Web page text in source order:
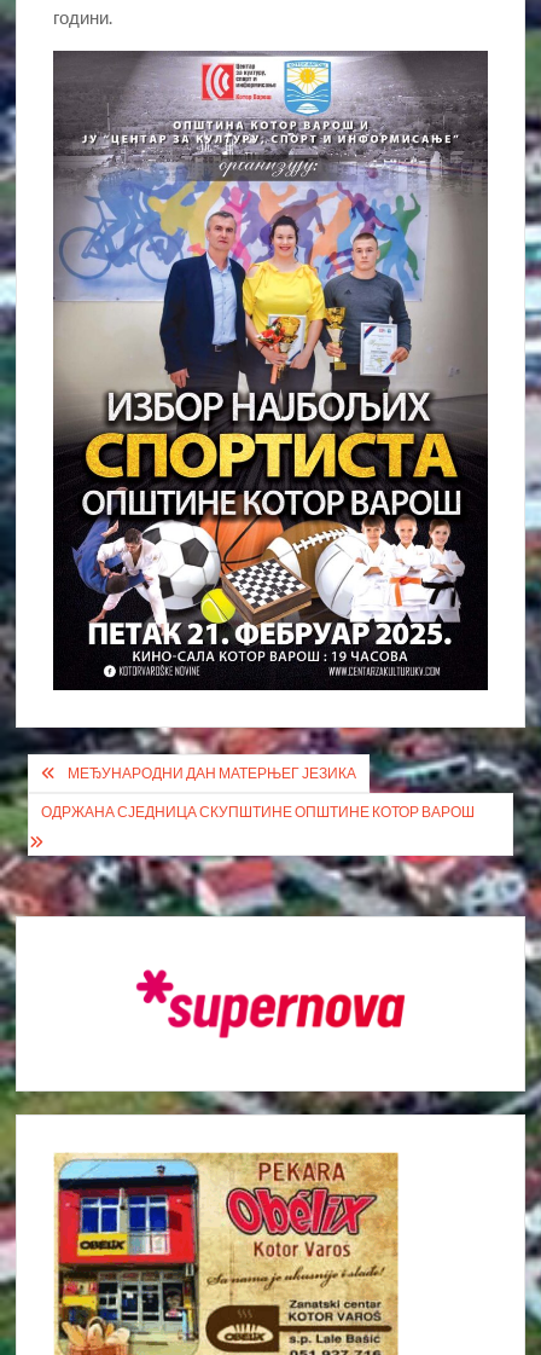
години.
Кретање
чланка
МЕЂУНАРОДНИ ДАН МАТЕРЊЕГ ЈЕЗИКА
ОДРЖАНА СЈЕДНИЦА СКУПШТИНЕ ОПШТИНЕ КОТОР ВАРОШ